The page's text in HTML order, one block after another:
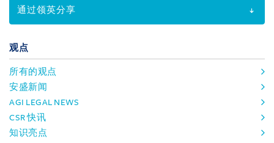
通过领英分享
观点
所有的观点
安盛新闻
AGI LEGAL NEWS
CSR 快讯
知识亮点